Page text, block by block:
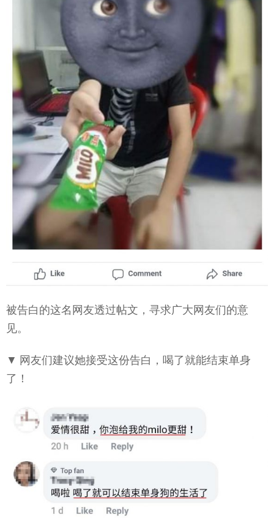
被告白的这名网友透过帖文，寻求广大网友们的意
见。
▼ 网友们建议她接受这份告白，喝了就能结束单身
了！